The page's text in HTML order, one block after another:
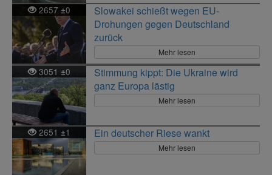
2657±0
Slowakei schießt wegen EU-
Drohungen gegen Deutschland
zurück
Mehr lesen
3051 ±0
Stimmung kippt: Die Ukraine wird
ganz Europa lästig
Mehr lesen
2651 ±1 Ein deutscher Riese wankt
Mehr lesen